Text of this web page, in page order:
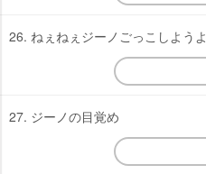
26. ねぇねぇジーノごっこしようよ
27. ジーノの目覚め